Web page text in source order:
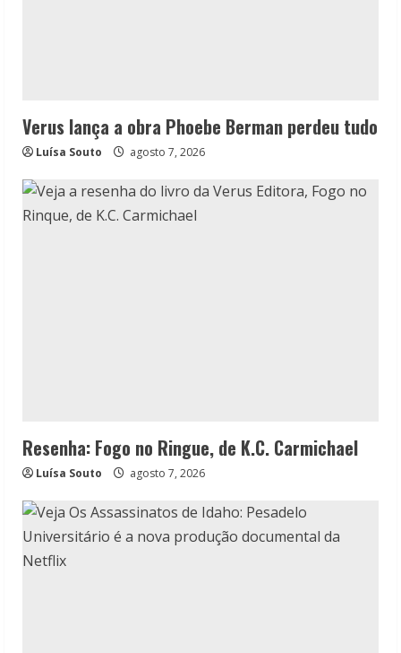
Verus lança a obra Phoebe Berman perdeu tudo
Luísa Souto agosto 7, 2026
Resenha: Fogo no Ringue, de K.C. Carmichael
Luísa Souto agosto 7, 2026